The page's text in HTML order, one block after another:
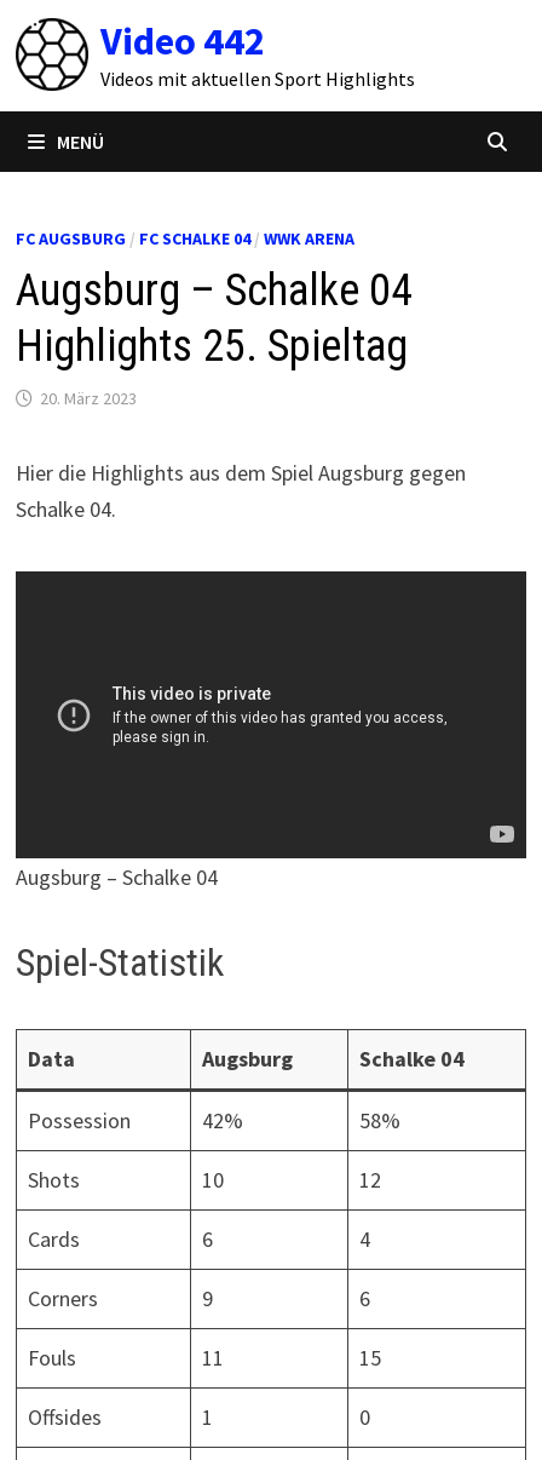
Zum
Inhalt
springen
Video 442
Videos mit aktuellen Sport Highlights
MENÜ
FC AUGSBURG/ FC SCHALKE 04/ WWK ARENA
Augsburg – Schalke 04
Highlights 25. Spieltag
20. März 2023
Hier die Highlights aus dem Spiel Augsburg gegen
Schalke 04.
Augsburg – Schalke 04
Spiel-Statistik
Data Augsburg Schalke 04
Possession 42% 58%
Shots 10 12
Cards 6 4
Corners 9 6
Fouls 11 15
Offsides 1 0